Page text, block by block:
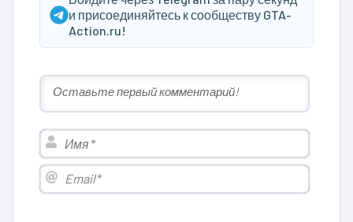
и присоединяйтесь к сообществу GTA-
Action.ru!
Имя*
Email*